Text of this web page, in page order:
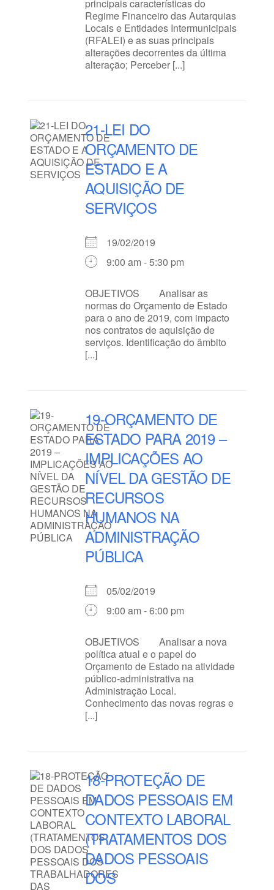
principais características do
Regime Financeiro das Autarquias
Locais e Entidades Intermunicipais
(RFALEI) e as suas principais
alterações decorrentes da última
alteração; Perceber [...]
21-LEI DO
ORÇAMENTO DE
ESTADO E A
AQUISIÇÃO DE
SERVIÇOS
19/02/2019
9:00 am - 5:30 pm
OBJETIVOS Analisar as
normas do Orçamento de Estado
para o ano de 2019, com impacto
nos contratos de aquisição de
serviços. Identificação do âmbito
[...]
19-ORÇAMENTO DE
ESTADO PARA 2019 –
IMPLICAÇÕES AO
NÍVEL DA GESTÃO DE
RECURSOS
HUMANOS NA
ADMINISTRAÇÃO
PÚBLICA
05/02/2019
9:00 am - 6:00 pm
OBJETIVOS Analisar a nova
política atual e o papel do
Orçamento de Estado na atividade
público-administrativa na
Administração Local.
Conhecimento das novas regras e
[...]
18-PROTEÇÃO DE
DADOS PESSOAIS EM
CONTEXTO LABORAL
(TRATAMENTOS DOS
DADOS PESSOAIS
DOS